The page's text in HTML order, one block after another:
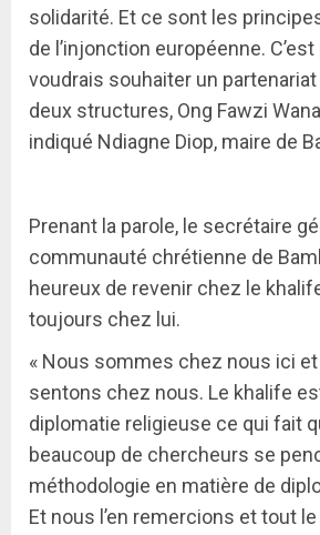
solidarité. Et ce sont les
de l’injonction européenne.
voudrais souhaiter un
deux structures, Ong Fawzi Wana
indiqué Ndiagne Diop, maire de
Prenant la parole, le secrétaire
communauté chrétienne de
heureux de revenir chez le
toujours chez lui.
« Nous sommes chez nous ici
sentons chez nous. Le khalife
diplomatie religieuse ce qui fait
beaucoup de chercheurs se
méthodologie en matière de
Et nous l’en remercions et tout